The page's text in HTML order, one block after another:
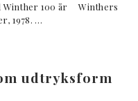
Winther 100 år Winthers
1978. …
udtryksform